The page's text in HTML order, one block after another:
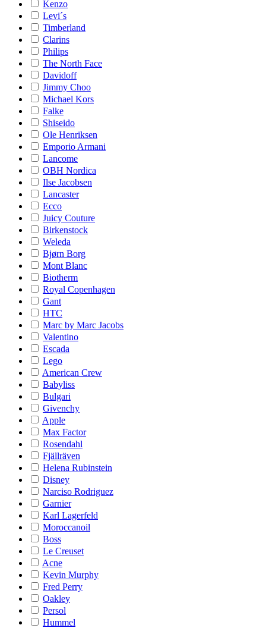
Kenzo
Levi´s
Timberland
Clarins
Philips
The North Face
Davidoff
Jimmy Choo
Michael Kors
Falke
Shiseido
Ole Henriksen
Emporio Armani
Lancome
OBH Nordica
Ilse Jacobsen
Lancaster
Ecco
Juicy Couture
Birkenstock
Weleda
Bjørn Borg
Mont Blanc
Biotherm
Royal Copenhagen
Gant
HTC
Marc by Marc Jacobs
Valentino
Escada
Lego
American Crew
Babyliss
Bulgari
Givenchy
Apple
Max Factor
Rosendahl
Fjällräven
Helena Rubinstein
Disney
Narciso Rodriguez
Garnier
Karl Lagerfeld
Moroccanoil
Boss
Le Creuset
Acne
Kevin Murphy
Fred Perry
Oakley
Persol
Hummel